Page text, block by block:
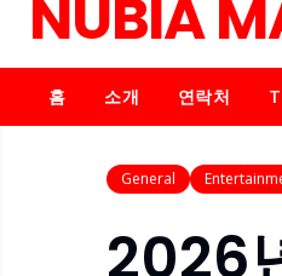
NUBIA
홈 소개 연락처
General
2026